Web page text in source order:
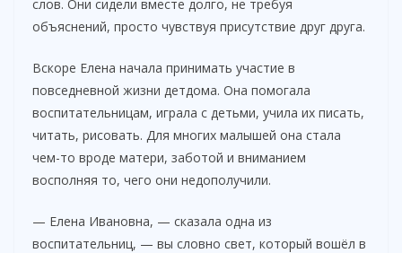
слов. Они сидели вместе долго, не требуя
объяснений, просто чувствуя присутствие друг друга.
Вскоре Елена начала принимать участие в
повседневной жизни детдома. Она помогала
воспитательницам, играла с детьми, учила их писать,
читать, рисовать. Для многих малышей она стала
чем-то вроде матери, заботой и вниманием
восполняя то, чего они недополучили.
— Елена Ивановна, — сказала одна из
воспитательниц, — вы словно свет, который вошёл в